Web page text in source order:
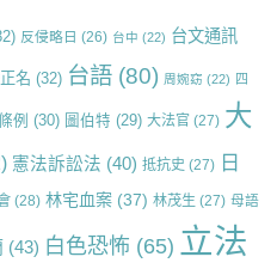
反侵略日 (26) 台中 (22) 台文通訊
名 (32) 台語 (80) 周婉窈 (22) 四
例 (30) 圖伯特 (29) 大法官 (27) 大
憲法訴訟法 (40) 抵抗史 (27) 日
(28) 林宅血案 (37) 林茂生 (27) 母語
(43) 白色恐怖 (65) 立法